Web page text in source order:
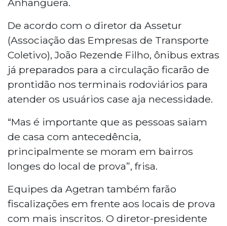
De acordo com o diretor da Assetur
(Associação das Empresas de Transporte
Coletivo), João Rezende Filho, ônibus extras
já preparados para a circulação ficarão de
prontidão nos terminais rodoviários para
atender os usuários case aja necessidade.
“Mas é importante que as pessoas saiam
de casa com antecedência,
principalmente se moram em bairros
longes do local de prova”, frisa.
Equipes da Agetran também farão
fiscalizações em frente aos locais de prova
com mais inscritos. O diretor-presidente